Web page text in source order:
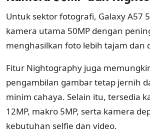
Untuk sektor fotografi, Galaxy A57
kamera utama 50MP dengan
menghasilkan foto lebih tajam dan
Fitur Nightography juga
pengambilan gambar tetap jernih
minim cahaya. Selain itu, tersedia
12MP, makro 5MP, serta kamera
kebutuhan selfie dan video.